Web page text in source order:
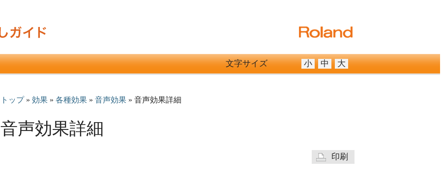
文字サイズ 小 中 大
トップ» 効果 » 各種効果 » 音声効果 » 音声効果詳細
音声効果詳細
印刷